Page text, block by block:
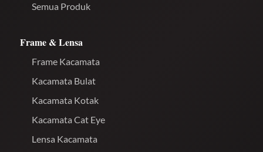
Semua Produk
Frame & Lensa
Frame Kacamata
Kacamata Bulat
Kacamata Kotak
Kacamata Cat Eye
Lensa Kacamata